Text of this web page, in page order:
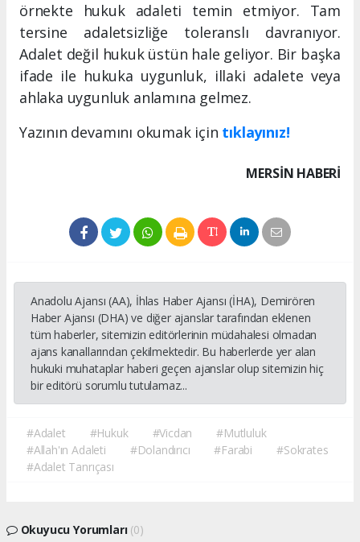
örnekte hukuk adaleti temin etmiyor. Tam
tersine adaletsizliğe toleranslı davranıyor.
Adalet değil hukuk üstün hale geliyor. Bir başka
ifade ile hukuka uygunluk, illaki adalete veya
ahlaka uygunluk anlamına gelmez.
Yazının devamını okumak için tıklayınız!
MERSIN HABERİ
Anadolu Ajansı (AA), İhlas Haber Ajansı (İHA), Demirören
Haber Ajansı (DHA) ve diğer ajanslar tarafından eklenen
tüm haberler, sitemizin editörlerinin müdahalesi olmadan
ajans kanallarından çekilmektedir. Bu haberlerde yer alan
hukuki muhataplar haberi geçen ajanslar olup sitemizin hiç
bir editörü sorumlu tutulamaz...
#Adalet #Hukuk #Vicdan
#Mutluluk
#Allah'ın Adaleti
#Dolandırıcı #Farabi
#Sokrates
#Adalet Tanrıçası
Okuyucu Yorumları (0)